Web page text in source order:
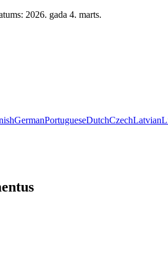
2026. gada 4. marts.
GermanPortugueseDutchCzechLatvian